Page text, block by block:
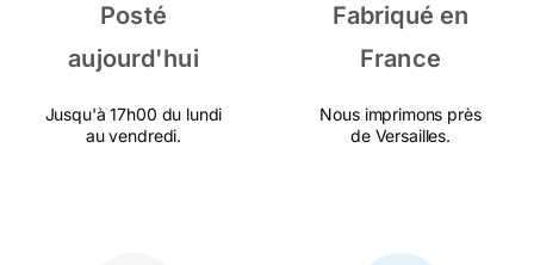
Posté
aujourd'hui
Jusqu'à 17h00 du lundi
au vendredi.
Fabriqué en
France
Nous imprimons près
de Versailles.